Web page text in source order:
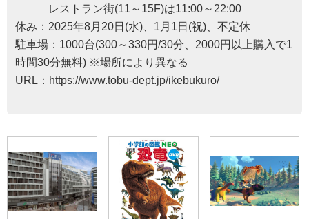
レストラン街(11～15F)は11:00～22:00
休み：2025年8月20日(水)、1月1日(祝)、不定休
駐車場：1000台(300～330円/30分、2000円以上購入で1
時間30分無料) ※場所により異なる
URL： https://www.tobu-dept.jp/ikebukuro/